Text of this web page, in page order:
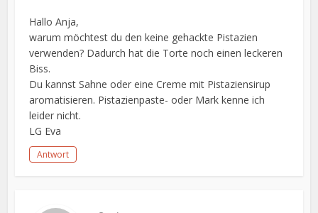
Hallo Anja,
warum möchtest du den keine gehackte Pistazien
verwenden? Dadurch hat die Torte noch einen leckeren
Biss.
Du kannst Sahne oder eine Creme mit Pistaziensirup
aromatisieren. Pistazienpaste- oder Mark kenne ich
leider nicht.
LG Eva
Antwort